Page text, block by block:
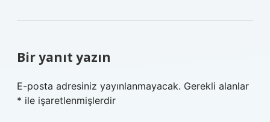
Bir yanıt yazın
E-posta adresiniz yayınlanmayacak. Gerekli alanlar
* ile işaretlenmişlerdir